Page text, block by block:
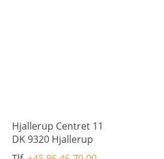
Hjallerup Centret 11
DK 9320 Hjallerup